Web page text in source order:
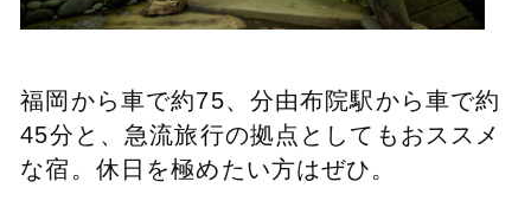
福岡から車で約75、分由布院駅から車で約
45分 と、急流旅行の拠点としてもおススメ
な宿。 休日を極めたい方はぜひ。